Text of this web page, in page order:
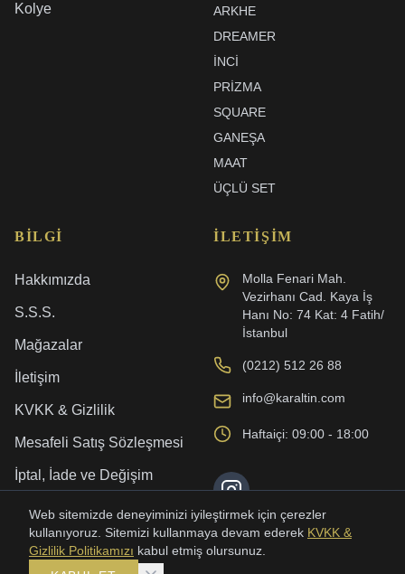
Kolye
ARKHE
DREAMER
İNCI
PRIZMA
SQUARE
GANEŞA
MAAT
ÜÇLÜ SET
BILGI
Hakkımızda
S.S.S.
Mağazalar
İletişim
KVKK & Gizlilik
Mesafeli Satış Sözleşmesi
İptal, İade ve Değişim
Kargo ve Teslimat
İLETIŞIM
Molla Fenari Mah.
Vezirhanı Cad. Kaya İş
Hanı No: 74 Kat: 4 Fatih/
İstanbul
(0212) 512 26 88
info@karaltin.com
Haftaiçi: 09:00 - 18:00
Web sitemizde deneyiminizi iyileştirmek için çerezler
kullanıyoruz. Sitemizi kullanmaya devam ederek KVKK &
Gizlilik Politikamızı kabul etmiş olursunuz.